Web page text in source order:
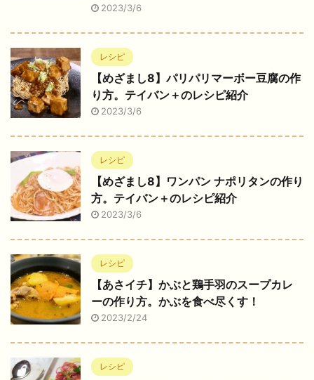
2023/3/6
レシピ
【めざまし8】パリパリマーボー豆腐の作
り方。テイバン＋のレシピ紹介
2023/3/6
レシピ
【めざまし8】ワンパン ナポリタンの作り
方。テイバン＋のレシピ紹介
2023/3/6
レシピ
【あさイチ】かぶと鶏手羽のスープカレ
ーの作り方。かぶを食べ尽くす！
2023/2/24
レシピ